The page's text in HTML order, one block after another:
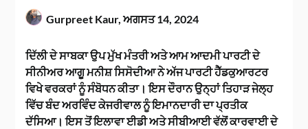
Gurpreet Kaur,ਅਗਸਤ 14, 2024
ਦਿੱਲੀ ਦੇ ਸਾਬਕਾ ਉਪ ਮੁੱਖ ਮੰਤਰੀ ਅਤੇ ਆਮ ਆਦਮੀ ਪਾਰਟੀ ਦੇ
ਸੀਨੀਅਰ ਆਗੂ ਮਨੀਸ਼ ਸਿਸੋਦੀਆ ਨੇ ਅੱਜ ਪਾਰਟੀ ਹੈੱਡਕੁਆਰਟਰ
ਵਿਖੇ ਵਰਕਰਾਂ ਨੂੰ ਸੰਬੋਧਨ ਕੀਤਾ। ਇਸ ਦੌਰਾਨ ਉਨ੍ਹਾਂ ਤਿਹਾੜ ਜੇਲ੍ਹ
ਵਿੱਚ ਬੰਦ ਅਰਵਿੰਦ ਕੇਜਰੀਵਾਲ ਨੂੰ ਇਮਾਨਦਾਰੀ ਦਾ ਪ੍ਰਤੀਕ
ਦੱਸਿਆ। ਇਸ ਤੋਂ ਇਲਾਵਾ ਈਡੀ ਅਤੇ ਸੀਬੀਆਈ ਵੱਲੋਂ ਕਾਰਵਾਈ ਦੇ